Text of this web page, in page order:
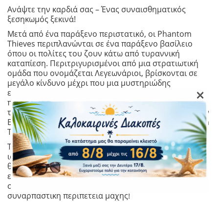
Ανάψτε την καρδιά σας – Ένας συναισθηματικός
ξεσηκωμός ξεκινά!
Μετά από ένα παράξενο περιστατικό, οι Phantom
Thieves περιπλανώνται σε ένα παράξενο βασίλειο
όπου οι πολίτες του ζουν κάτω από τυραννική
καταπίεση. Περιτριγυρισμένοι από μια στρατιωτική
ομάδα που ονομάζεται Λεγεωνάριοι, βρίσκονται σε
μεγάλο κίνδυνο μέχρι που μια μυστηριώδης
επαναστάτρια ονόματι Erina τους σώζει και τους
προσφέρει μια δελεαστική συμφωνία με αντάλλαγμα
τη βοήθειά τους. Ποια αλήθεια κρύβεται πίσω από την
Erina και τη συμφωνία που προσφέρει στους Phantom
Thieves;
Το Persona 5 Tactica περιλαμβάνει μια ολοκαίνουργια
ιστορία, την επιστροφή αγαπημένων χαρακτήρων των
θαυμαστών και ολοκαίνουργιους συμμάχους και
εχθρούς. Συμμετέχετε στην ομάδα καθώς ηγείται μιας
συναισθηματικής επανάστασης σε αυτή τη
συναρπαστική περιπέτεια μάχης!
×